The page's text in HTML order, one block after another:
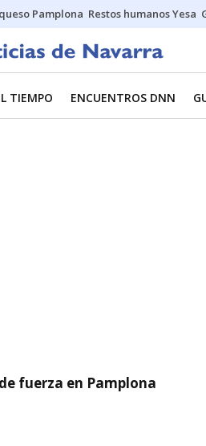
Pamplona Restos humanos Yesa
TIEMPO ENCUENTROS DNN
fuerza en Pamplona